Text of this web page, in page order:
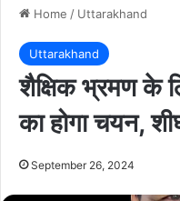
Home / Uttarakhand
Uttarakhand
शैक्षिक भ्रमण के
का होगा चयन,
September 26, 2024